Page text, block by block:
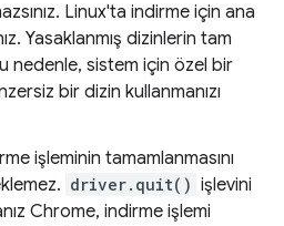
Linux'ta indirme için ana
Yasaklanmış dizinlerin tam
nedenle, sistem için özel bir
bir dizin kullanmanızı
işleminin tamamlanmasını
driver.quit() işlevini
Chrome, indirme işlemi